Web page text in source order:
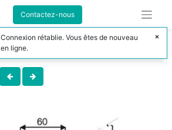
Contactez-nous
Connexion rétablie. Vous êtes de nouveau
en ligne.